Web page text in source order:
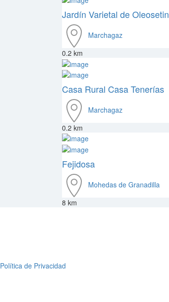
Jardín Varietal de Oleosetin
Marchagaz
0.2 km
Casa Rural Casa Tenerías
Marchagaz
0.2 km
Fejidosa
Mohedas de Granadilla
8 km
Política de Privacidad